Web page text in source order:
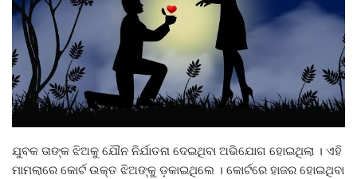
ଯୁବକ ତାଙ୍କ ଝିଅକୁ ଯୌନ ନିର୍ଯାତନା ଦେଇଥିବା ଅଭିଯୋଗ ହୋଇଥିଲା । ଏହି
ମାମଲାରେ କୋର୍ଟ ଉକ୍ତ ଝିଅଙ୍କୁ ଡ଼କାଇଥିଲେ । କୋର୍ଟରେ ହାଜର ହୋଇଥିବା